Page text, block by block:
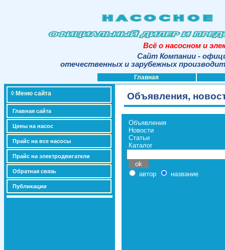
Всё о насосном и
Сайт Компании -
отечественных и зарубежных
Главная
◊ Меню сайта
Главная сайта
Цены на насос
Прайс на все насосы
Прайс на электродвигатели
Обратная связь
Публикации
Объявления,
Объявления
Новости
Статьи
Каталог
автор название